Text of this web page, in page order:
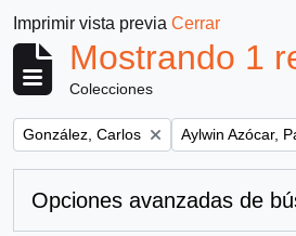
Imprimir vista previa Cerrar
Mostrando 1
Colecciones
Remove filter:
González, Carlos Remove filter:
Aylwin Azócar,
Opciones avanzadas de